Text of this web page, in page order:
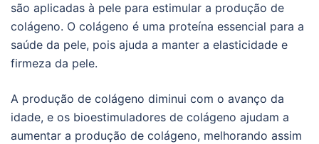
são aplicadas à pele para estimular a produção de
colágeno. O colágeno é uma proteína essencial para a
saúde da pele, pois ajuda a manter a elasticidade e
firmeza da pele.
A produção de colágeno diminui com o avanço da
idade, e os bioestimuladores de colágeno ajudam a
aumentar a produção de colágeno, melhorando assim